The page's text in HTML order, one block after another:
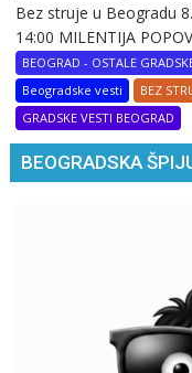
Bez struje u Beogradu
14:00 MILENTIJA
BEOGRAD - OSTALE
Beogradske vesti
BEZ
GRADSKE VESTI BEOGRAD
BEOGRADSKA